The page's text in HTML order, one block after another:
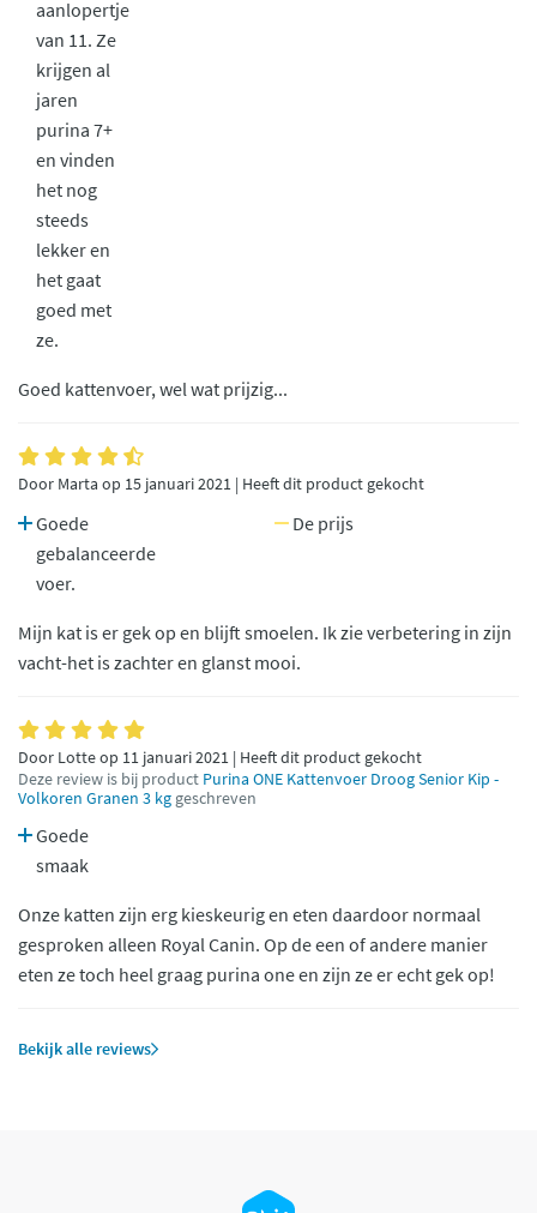
aanlopertje
van 11. Ze
krijgen al
jaren
purina 7+
en vinden
het nog
steeds
lekker en
het gaat
goed met
ze.
Goed kattenvoer, wel wat prijzig...
Door Marta op 15 januari 2021 | Heeft dit product gekocht
Goede
gebalanceerde
voer.
De prijs
Mijn kat is er gek op en blijft smoelen. Ik zie verbetering in zijn
vacht-het is zachter en glanst mooi.
Door Lotte op 11 januari 2021 | Heeft dit product gekocht
Deze review is bij product Purina ONE Kattenvoer Droog Senior Kip -
Volkoren Granen 3 kg geschreven
Goede
smaak
Onze katten zijn erg kieskeurig en eten daardoor normaal
gesproken alleen Royal Canin. Op de een of andere manier
eten ze toch heel graag purina one en zijn ze er echt gek op!
Bekijk alle reviews